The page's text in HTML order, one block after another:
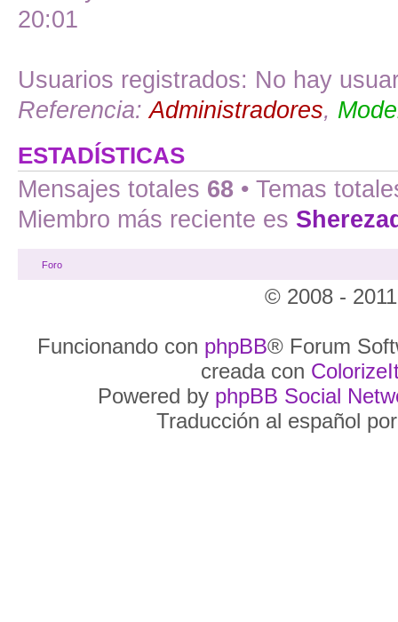
20:01
Usuarios registrados: No hay
Referencia:Administradores,
ESTADÍSTICAS
Mensajes totales 68 • Temas
Miembro más reciente es
Foro
© 2008 -
Funcionando con phpBB® Forum
creada con
Powered by phpBB Social
Traducción al español